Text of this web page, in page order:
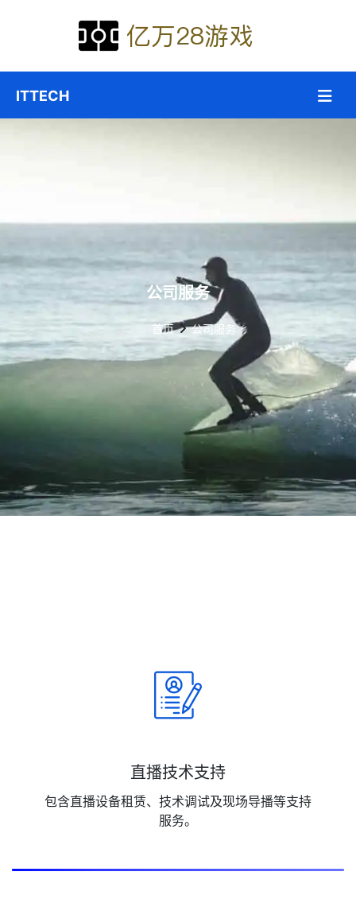
公司服务
首页 公司服务
直播技术支持
包含直播设备租赁、技术调试及现场导播等支持
服务。